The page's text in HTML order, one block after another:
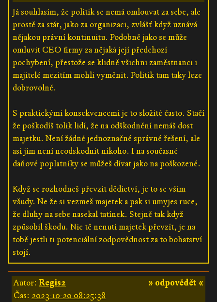
Já souhlasím, že politik se nemá omlouvat za sebe, ale
prostě za stát, jako za organizaci, zvlášť když uznává
nějakou právní kontinuitu. Podobně jako se může
omluvit CEO firmy za nějaká její předchozí
pochybení, přestože se klidně všichni zaměstnanci i
majitelé mezitím mohli vyměnit. Politik tam taky leze
dobrovolně.
S praktickými konsekvencemi je to složité často. Stačí
že poškodíš tolik lidí, že na odškodnění nemáš dost
majetku. Není žádné jednoznačné správné řešení, ale
asi jím není neodskodnit nikoho. I na současné
daňové poplatníky se můžeš dívat jako na poškozené.
Když se rozhodneš převzít dědictví, je to se vším
všudy. Ne že si vezmeš majetek a pak si umyjes ruce,
že dluhy na sebe nasekal tatínek. Stejně tak když
způsobil škodu. Nic tě nenutí majetek převzít, je na
tobě jestli ti potenciální zodpovědnost za to bohatství
stojí.
» odpovědět «
Autor: Regis2
Čas: 2023-10-20 08:25:38